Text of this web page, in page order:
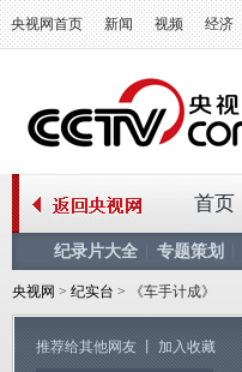
央视网首页 新闻 视频 经济
首页
纪录片大全 专题策划
央视网 > 纪实台 > 《车手计成》
推荐给其他网友 加入收藏